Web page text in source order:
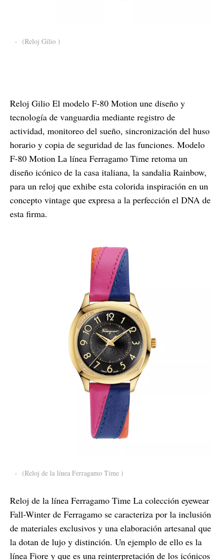
- (Reloj Gilio )
Reloj Gilio El modelo F-80 Motion une diseño y
tecnología de vanguardia mediante registro de
actividad, monitoreo del sueño, sincronización del huso
horario y copia de seguridad de las funciones. Modelo
F-80 Motion La línea Ferragamo Time retoma un
diseño icónico de la casa italiana, la sandalia Rainbow,
para un reloj que exhibe esta colorida inspiración en un
concepto vintage que expresa a la perfección el DNA de
esta firma.
- (Reloj de la línea Ferragamo Time )
Reloj de la línea Ferragamo Time La colección eyewear
Fall-Winter de Ferragamo se caracteriza por la inclusión
de materiales exclusivos y una elaboración artesanal que
la dotan de lujo y distinción. Un ejemplo de ello es la
línea Fiore y que es una reinterpretación de los icónicos